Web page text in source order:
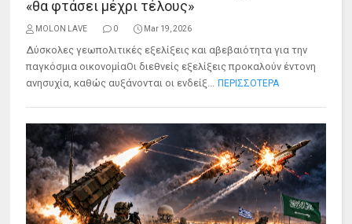
«θα φτάσει μέχρι τέλους»
MOLON LAVE 0 Mar 19, 2026
Δύσκολες γεωπολιτικές εξελίξεις και αβεβαιότητα για την
παγκόσμια οικονομίαΟι διεθνείς εξελίξεις προκαλούν έντονη
ανησυχία, καθώς αυξάνονται οι ενδείξ... ΠΕΡΙΣΣΟΤΕΡΑ